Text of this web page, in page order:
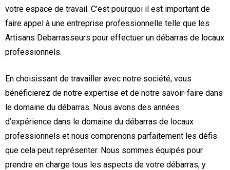
votre espace de travail. C’est pourquoi il est important de
faire appel à une entreprise professionnelle telle que les
Artisans Debarrasseurs pour effectuer un débarras de locaux
professionnels.
En choisissant de travailler avec notre société, vous
bénéficierez de notre expertise et de notre savoir-faire dans
le domaine du débarras. Nous avons des années
d’expérience dans le domaine du débarras de locaux
professionnels et nous comprenons parfaitement les défis
que cela peut représenter. Nous sommes équipés pour
prendre en charge tous les aspects de votre débarras, y